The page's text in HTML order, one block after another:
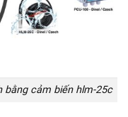
cảm biến hlm-25c